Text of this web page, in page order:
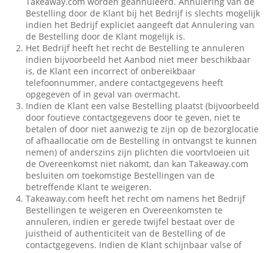
Bestelling door de Klant bij het Bedrijf is slechts mogelijk
indien het Bedrijf expliciet aangeeft dat Annulering van
de Bestelling door de Klant mogelijk is.
Het Bedrijf heeft het recht de Bestelling te annuleren
indien bijvoorbeeld het Aanbod niet meer beschikbaar
is, de Klant een incorrect of onbereikbaar
telefoonnummer, andere contactgegevens heeft
opgegeven of in geval van overmacht.
Indien de Klant een valse Bestelling plaatst (bijvoorbeeld
door foutieve contactgegevens door te geven, niet te
betalen of door niet aanwezig te zijn op de bezorglocatie
of afhaallocatie om de Bestelling in ontvangst te kunnen
nemen) of anderszins zijn plichten die voortvloeien uit
de Overeenkomst niet nakomt, dan kan Takeaway.com
besluiten om toekomstige Bestellingen van de
betreffende Klant te weigeren.
Takeaway.com heeft het recht om namens het Bedrijf
Bestellingen te weigeren en Overeenkomsten te
annuleren, indien er gerede twijfel bestaat over de
juistheid of authenticiteit van de Bestelling of de
contactgegevens. Indien de Klant schijnbaar valse of